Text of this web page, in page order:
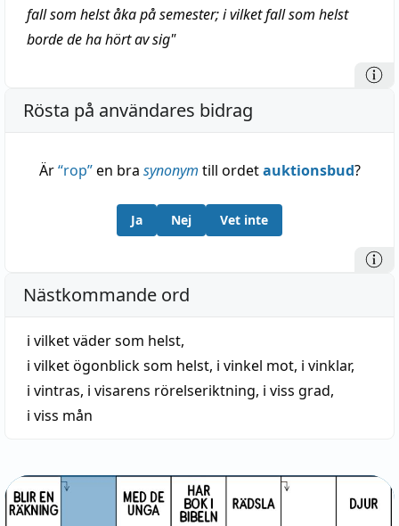
fall som helst åka på semester; i vilket fall som helst
borde de ha hört av sig"
Rösta på användares bidrag
Är“rop”en bra synonym till ordetauktionsbud?
Ja Nej Vet inte
Nästkommande ord
i vilket väder som helst,
i vilket ögonblick som helst, i vinkel mot, i vinklar,
i vintras, i visarens rörelseriktning, i viss grad,
i viss mån